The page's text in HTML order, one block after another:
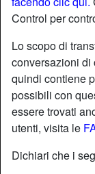
Control per
Lo scopo di
conversazioni di
quindi contiene
possibili con
essere trovati
utenti, visita le
Dichiari che i
star